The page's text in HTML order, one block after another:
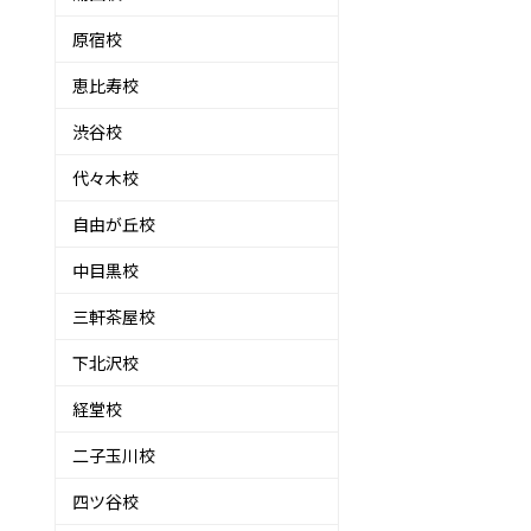
原宿校
恵比寿校
渋谷校
代々木校
自由が丘校
中目黒校
三軒茶屋校
下北沢校
経堂校
二子玉川校
四ツ谷校